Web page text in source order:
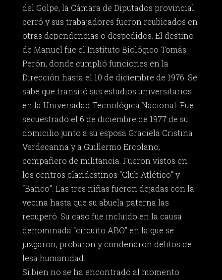
del Golpe, la Cámara de Diputados provincial
cerró y sus trabajadores fueron reubicados en
otras dependencias o despedidos. El destino
de Manuel fue el Instituto Biológico Tomás
Perón, donde cumplió funciones en la
Dirección hasta el 10 de diciembre de 1976. Se
sabe que transitó sus estudios universitarios
en la Universidad Tecnológica Nacional. Fue
secuestrado el 6 de diciembre de 1977 de su
domicilio junto a su esposa Graciela Cristina
Verdecanna y a Guillermo Ercolano,
compañero de militancia. Fueron vistos en
los centros clandestinos “Club Atlético” y
“Banco”. Las tres niñas fueron dejadas con la
vecina hasta que su abuela paterna las
recuperó. Su caso fue incluido en la causa
denominada “circuito ABO” en la que se
juzgaron, probaron y condenaron delitos de
lesa humanidad.
Si bien no se ha encontrado al momento